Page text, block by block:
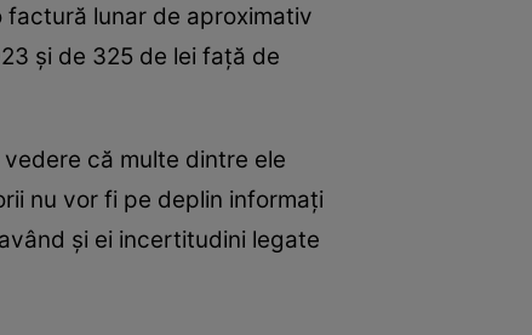
factură lunar de aproximativ
și de 325 de lei față de
că multe dintre ele
nu vor fi pe deplin informați
și ei incertitudini legate